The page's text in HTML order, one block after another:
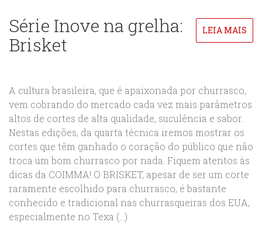
Série Inove na grelha:
Brisket
LEIA MAIS
A cultura brasileira, que é apaixonada por churrasco,
vem cobrando do mercado cada vez mais parâmetros
altos de cortes de alta qualidade, suculência e sabor.
Nestas edições, da quarta técnica iremos mostrar os
cortes que têm ganhado o coração do público que não
troca um bom churrasco por nada. Fiquem atentos às
dicas da COIMMA! O BRISKET, apesar de ser um corte
raramente escolhido para churrasco, é bastante
conhecido e tradicional nas churrasqueiras dos EUA,
especialmente no Texa (...)